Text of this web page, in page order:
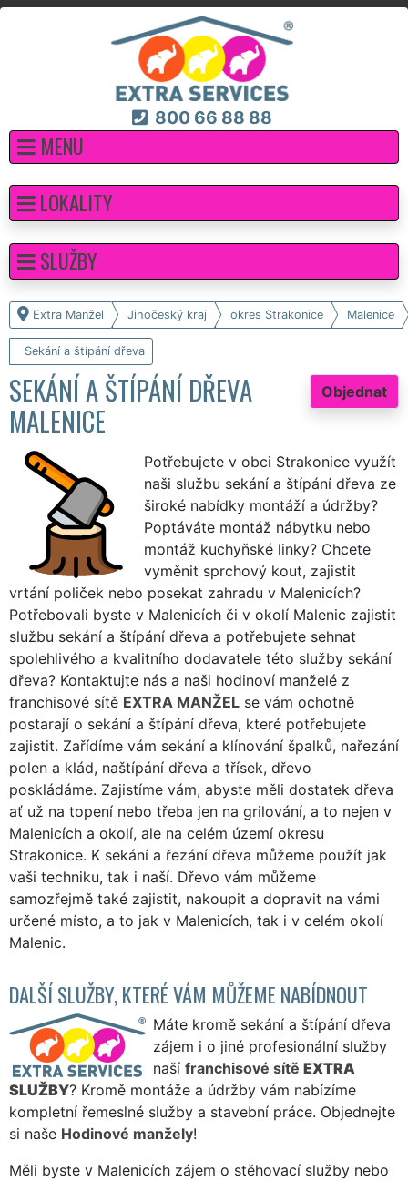
800 66 88 88
MENU
Extra Manžel Jihočeský kraj okres Strakonice Malenice
Sekání a štípání dřeva
Objednat
SEKÁNÍ A ŠTÍPÁNÍ DŘEVA
MALENICE
Potřebujete v obci Strakonice využít
naši službu sekání a štípání dřeva ze
široké nabídky montáží a údržby?
Poptáváte montáž nábytku nebo
montáž kuchyňské linky? Chcete
vyměnit sprchový kout, zajistit
vrtání poliček nebo posekat zahradu v Malenicích?
Potřebovali byste v Malenicích či v okolí Malenic zajistit
službu sekání a štípání dřeva a potřebujete sehnat
spolehlivého a kvalitního dodavatele této služby sekání
dřeva? Kontaktujte nás a naši hodinoví manželé z
franchisové sítě EXTRA MANŽEL se vám ochotně
postarají o sekání a štípání dřeva, které potřebujete
zajistit. Zařídíme vám sekání a klínování špalků, nařezání
polen a klád, naštípání dřeva a třísek, dřevo
poskládáme. Zajistíme vám, abyste měli dostatek dřeva
ať už na topení nebo třeba jen na grilování, a to nejen v
Malenicích a okolí, ale na celém území okresu
Strakonice. K sekání a řezání dřeva můžeme použít jak
vaši techniku, tak i naší. Dřevo vám můžeme
samozřejmě také zajistit, nakoupit a dopravit na vámi
určené místo, a to jak v Malenicích, tak i v celém okolí
Malenic.
DALŠÍ SLUŽBY, KTERÉ VÁM MŮŽEME NABÍDNOUT
Máte kromě sekání a štípání dřeva
zájem i o jiné profesionální služby
naší franchisové sítě EXTRA
SLUŽBY? Kromě montáže a údržby vám nabízíme
kompletní řemeslné služby a stavební práce. Objednejte
si naše Hodinové manžely!
Měli byste v Malenicích zájem o stěhovací služby nebo
LOKALITY
SLUŽBY